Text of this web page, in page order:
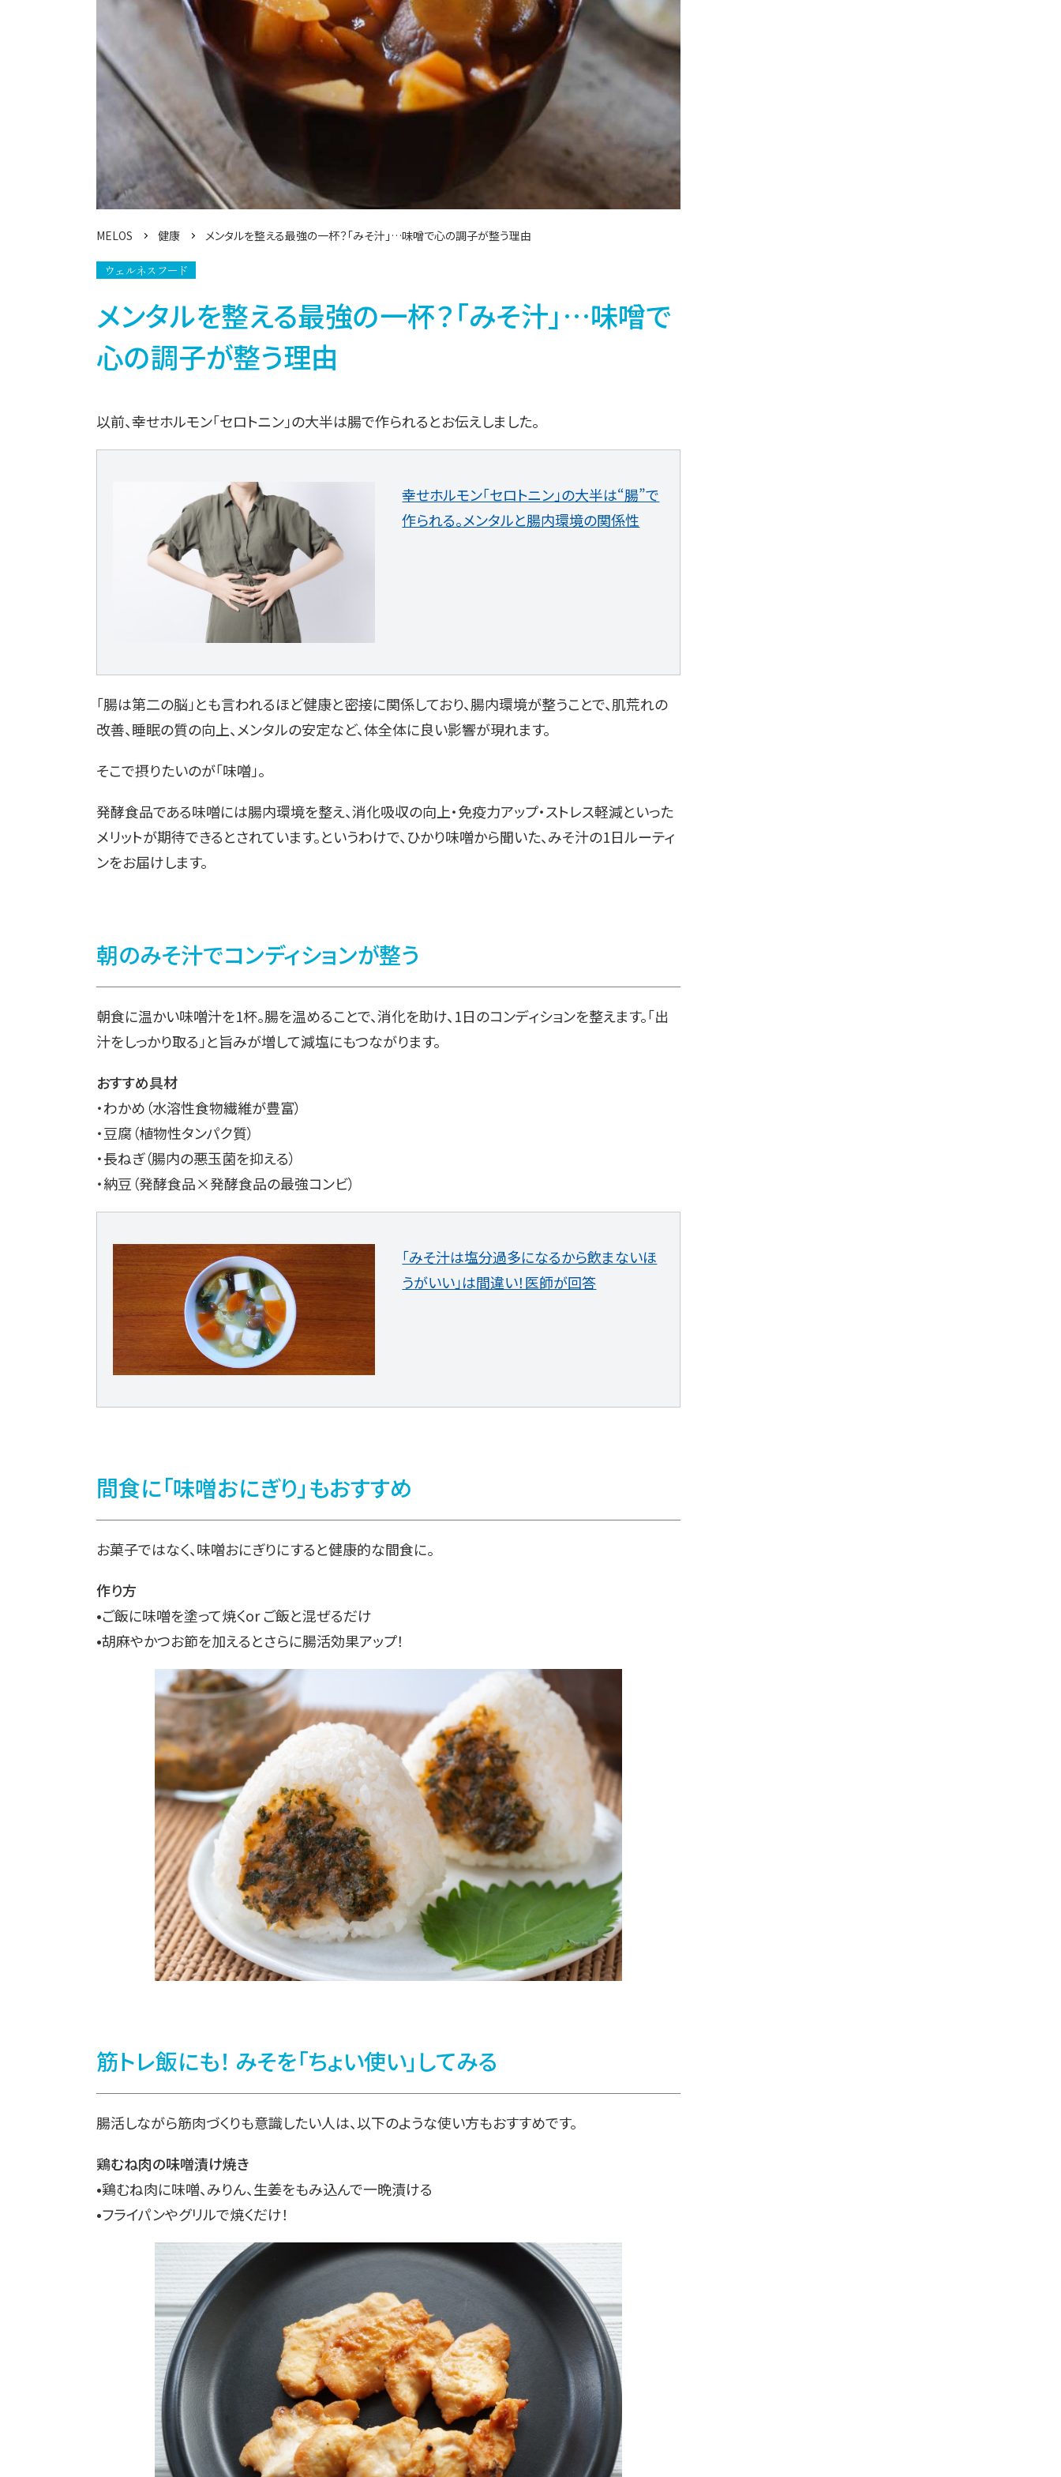
MELOS 健康 メンタルを整える最強の一杯？「みそ汁」…味噌で心の調子が整う理由
ウェルネスフード
メンタルを整える最強の一杯？「みそ汁」…味噌で
心の調子が整う理由
以前、幸せホルモン「セロトニン」の大半は腸で作られるとお伝えしました。
幸せホルモン「セロトニン」の大半は“腸”で
作られる。メンタルと腸内環境の関係性
「腸は第二の脳」とも言われるほど健康と密接に関係しており、腸内環境が整うことで、肌荒れの
改善、睡眠の質の向上、メンタルの安定など、体全体に良い影響が現れます。
そこで摂りたいのが「味噌󠄀」。
発酵食品である味噌󠄀には腸内環境を整え、消化吸収の向上・免疫力アップ・ストレス軽減といった
メリットが期待できるとされています。というわけで、ひかり味噌󠄀から聞いた、みそ汁の1日ルーティ
ンをお届けします。
朝のみそ汁でコンディションが整う
朝食に温かい味噌󠄀汁を1杯。腸を温めることで、消化を助け、1日のコンディションを整えます。「出
汁をしっかり取る」と旨みが増して減塩にもつながります。
おすすめ具材
・わかめ（水溶性食物繊維が豊富）
・豆腐（植物性タンパク質）
・長ねぎ（腸内の悪玉菌を抑える）
・納豆（発酵食品×発酵食品の最強コンビ）
「みそ汁は塩分過多になるから飲まないほ
うがいい」は間違い！医師が回答
間食に「味噌󠄀おにぎり」もおすすめ
お菓子ではなく、味噌󠄀おにぎりにすると健康的な間食に。
作り方
•ご飯に味噌󠄀を塗って焼くor ご飯と混ぜるだけ
•胡麻やかつお節を加えるとさらに腸活効果アップ！
筋トレ飯にも！ みそを「ちょい使い」してみる
腸活しながら筋肉づくりも意識したい人は、以下のような使い方もおすすめです。
鶏むね肉の味噌󠄀漬け焼き
•鶏むね肉に味噌󠄀、みりん、生姜をもみ込んで一晩漬ける
•フライパンやグリルで焼くだけ！